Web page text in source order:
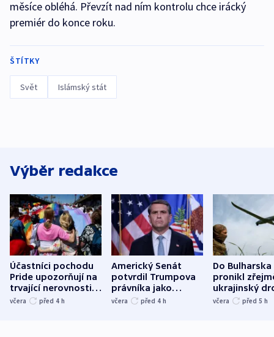
měsíce obléhá. Převzít nad ním kontrolu chce irácký
premiér do konce roku.
ŠTÍTKY
Svět Islámský stát
Výběr redakce
Účastníci pochodu
Pride upozorňují na
trvající nerovnosti i
společenskou
včera před 4 h
Americký Senát
potvrdil Trumpova
právníka jako
ministra
včera před 4 h
Do Bulharska
pronikl
ukrajinský
explodoval
včera před 5 h